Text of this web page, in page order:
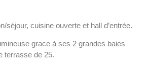
séjour, cuisine ouverte et hall d’entrée.
grace à ses 2 grandes baies
terrasse de 25.